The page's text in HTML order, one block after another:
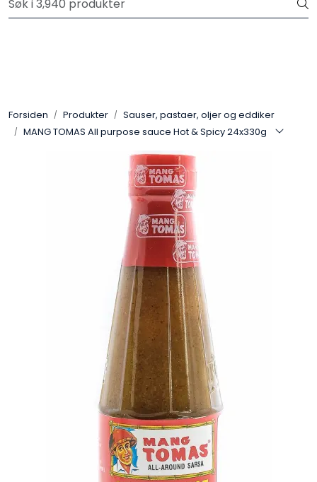
Skip to main content
Velkommen til vår nye nettbutikk! Trykk her for å lese mer
Forsiden Produkter
Sauser, pastaer, oljer og eddiker
MANG TOMAS All purpose sauce Hot & Spicy 24x330g
Restaurantprodukter